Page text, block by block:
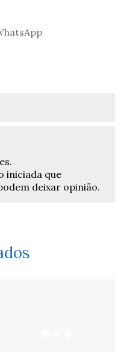
iniciada que
deixar opinião.